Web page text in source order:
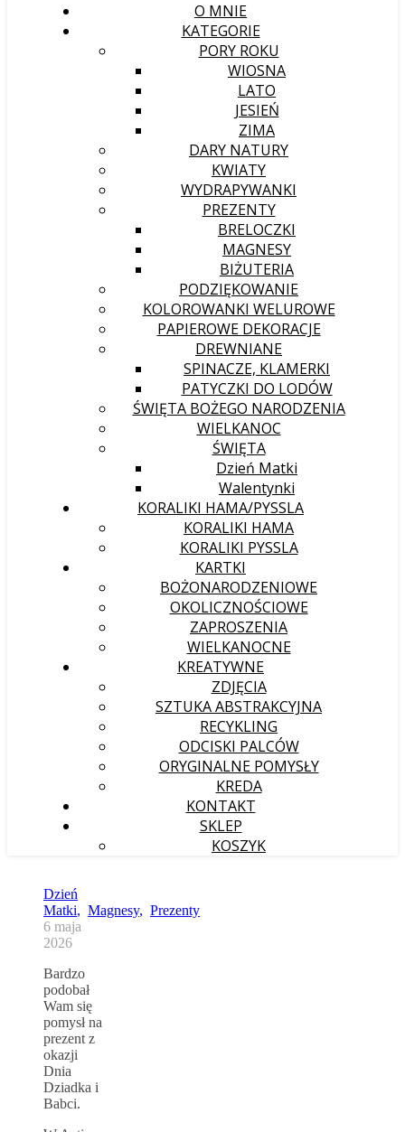
O MNIE
KATEGORIE
PORY ROKU
WIOSNA
LATO
JESIEŃ
ZIMA
DARY NATURY
KWIATY
WYDRAPYWANKI
PREZENTY
BRELOCZKI
MAGNESY
BIŻUTERIA
PODZIĘKOWANIE
KOLOROWANKI WELUROWE
PAPIEROWE DEKORACJE
DREWNIANE
SPINACZE, KLAMERKI
PATYCZKI DO LODÓW
ŚWIĘTA BOŻEGO NARODZENIA
WIELKANOC
ŚWIĘTA
Dzień Matki
Walentynki
KORALIKI HAMA/PYSSLA
KORALIKI HAMA
KORALIKI PYSSLA
KARTKI
BOŻONARODZENIOWE
OKOLICZNOŚCIOWE
ZAPROSZENIA
WIELKANOCNE
KREATYWNE
ZDJĘCIA
SZTUKA ABSTRAKCYJNA
RECYKLING
ODCISKI PALCÓW
ORYGINALNE POMYSŁY
KREDA
KONTAKT
SKLEP
KOSZYK
Dzień
Matki, Magnesy, Prezenty
6 maja
2026
Bardzo
podobał
Wam się
pomysł na
prezent z
okazji
Dnia
Dziadka i
Babci.